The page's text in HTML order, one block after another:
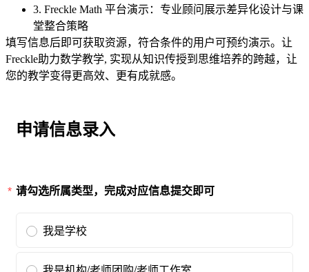
3. Freckle Math 平台演示：专业顾问展示差异化设计与课
堂整合策略
填写信息后即可获取资源，符合条件的用户可预约演示。让
Freckle助力数学教学, 实现从知识传授到思维培养的跨越，让
您的教学变得更高效、更有成就感。